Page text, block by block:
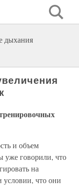
дыхания
и объем
уже говорили, что
на
что они